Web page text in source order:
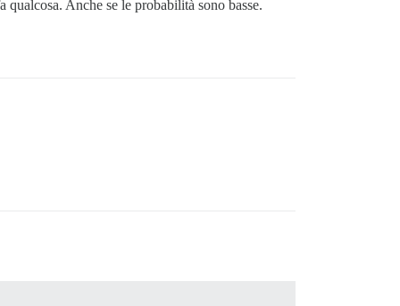
qualcosa. Anche se le probabilità sono basse.